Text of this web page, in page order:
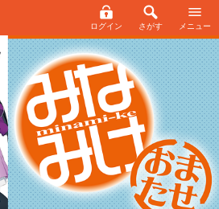
ログイン さがす メニュー